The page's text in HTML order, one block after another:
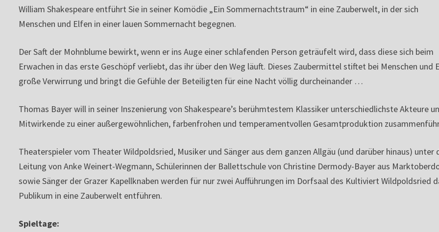
William Shakespeare entführt Sie in seiner Komödie „Ein Sommernachtstraum“ in eine Zauberwelt, in der sich
Menschen und Elfen in einer lauen Sommernacht begegnen.
Der Saft der Mohnblume bewirkt, wenn er ins Auge einer schlafenden Person geträufelt wird, dass diese sich beim
Erwachen in das erste Geschöpf verliebt, das ihr über den Weg läuft. Dieses Zaubermittel stiftet bei Menschen und
große Verwirrung und bringt die Gefühle der Beteiligten für eine Nacht völlig durcheinander …
Thomas Bayer will in seiner Inszenierung von Shakespeare’s berühmtestem Klassiker unterschiedlichste Akteure
Mitwirkende zu einer außergewöhnlichen, farbenfrohen und temperamentvollen Gesamtproduktion
Theaterspieler vom Theater Wildpoldsried, Musiker und Sänger aus dem ganzen Allgäu (und darüber hinaus) unter
Leitung von Anke Weinert-Wegmann, Schülerinnen der Ballettschule von Christine Dermody-Bayer aus
sowie Sänger der Grazer Kapellknaben werden für nur zwei Aufführungen im Dorfsaal des Kultiviert Wildpoldsried
Publikum in eine Zauberwelt entführen.
Spieltage: